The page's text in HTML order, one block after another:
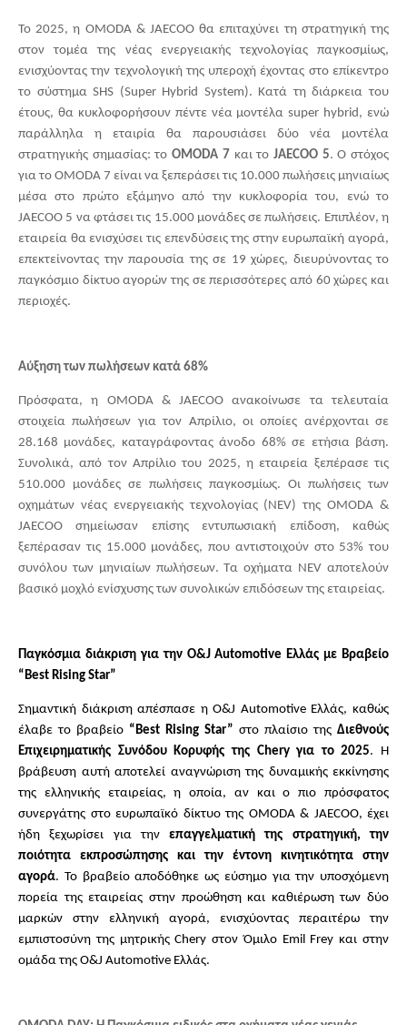
Το 2025, η OMODA&JAECOO θα επιταχύνει τη στρατηγική της
στον τομέα της νέας ενεργειακής τεχνολογίας παγκοσμίως,
ενισχύοντας την τεχνολογική της υπεροχή έχοντας στο επίκεντρο
το σύστημαSHS (Super Hybrid System). Κατά τη διάρκεια του
έτους, θα κυκλοφορήσουν πέντε νέα μοντέλαsuper hybrid, ενώ
παράλληλα η εταιρία θα παρουσιάσει δύο νέα μοντέλα
στρατηγικής σημασίας: τοOMODA 7 και το JAECOO5. Ο στόχος
για το OMODA 7 είναι να ξεπεράσει τις 10.000 πωλήσεις μηνιαίως
μέσα στο πρώτο εξάμηνο από την κυκλοφορία του, ενώ το
JAECOO 5 να φτάσει τις 15.000 μονάδες σε πωλήσεις. Επιπλέον, η
εταιρεία θα ενισχύσει τις επενδύσεις της στην ευρωπαϊκή αγορά,
επεκτείνοντας την παρουσία της σε 19 χώρες, διευρύνοντας το
παγκόσμιο δίκτυο αγορών της σε περισσότερες από 60 χώρες και
περιοχές.
Αύξηση των πωλήσεων κατά 68%
Πρόσφατα, η OMODA & JAECOO ανακοίνωσε τα τελευταία
στοιχεία πωλήσεων για τον Απρίλιο, οι οποίες ανέρχονται σε
28.168 μονάδες, καταγράφοντας άνοδο 68% σε ετήσια βάση.
Συνολικά, από τον Απρίλιο του 2025, η εταιρεία ξεπέρασε τις
510.000 μονάδες σε πωλήσεις παγκοσμίως. Οι πωλήσεις των
οχημάτων νέας ενεργειακής τεχνολογίας (NEV) της OMODA &
JAECOO σημείωσαν επίσης εντυπωσιακή επίδοση, καθώς
ξεπέρασαν τις 15.000 μονάδες, που αντιστοιχούν στο 53% του
συνόλου των μηνιαίων πωλήσεων. Τα οχήματα NEV αποτελούν
βασικό μοχλό ενίσχυσης των συνολικών επιδόσεων της εταιρείας.
Παγκόσμια διάκριση για την O&J Automotive Ελλάς με Βραβείο
“Best Rising Star”
Σημαντική διάκριση απέσπασε η O&J Automotive Ελλάς, καθώς
έλαβε το βραβείο “Best Rising Star” στο πλαίσιο της Διεθνούς
Επιχειρηματικής Συνόδου Κορυφής της Chery για το 2025. Η
βράβευση αυτή αποτελεί αναγνώριση της δυναμικής εκκίνησης
της ελληνικής εταιρείας, η οποία, αν και ο πιο πρόσφατος
συνεργάτης στο ευρωπαϊκό δίκτυο της OMODA & JAECOO, έχει
ήδη ξεχωρίσει για τηνεπαγγελματική της στρατηγική, την
ποιότητα εκπροσώπησης και την έντονη κινητικότητα στην
αγορά. Το βραβείο αποδόθηκε ως εύσημο για την υποσχόμενη
πορεία της εταιρείας στην προώθηση και καθιέρωση των δύο
μαρκών στην ελληνική αγορά, ενισχύοντας περαιτέρω την
εμπιστοσύνη της μητρικής Chery στον Όμιλο Emil Frey και στην
ομάδα της O&J Automotive Ελλάς.